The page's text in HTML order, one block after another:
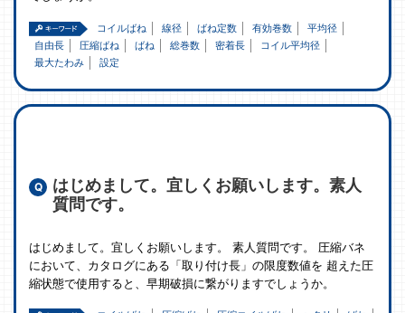
コイルばね 線径 ばね定数 有効巻数
平均径
自由長
圧縮ばね ばね 総巻数 密着長
コイル平均径
最大たわみ
設定
はじめまして。宜しくお願いします。素人
質問です。
はじめまして。宜しくお願いします。 素人質問です。 圧縮バネ
において、カタログにある「取り付け長」の限度数値を 超えた圧
縮状態で使用すると、早期破損に繋がりますでしょうか。